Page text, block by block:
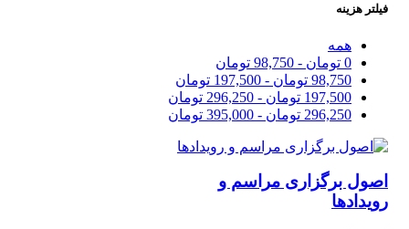
فیلتر هزینه
همه
0 تومان -
98,750 تومان
98,750 تومان -
197,500 تومان
197,500 تومان -
296,250 تومان
296,250 تومان -
395,000 تومان
اصول برگزاری مراسم و
رویدادها